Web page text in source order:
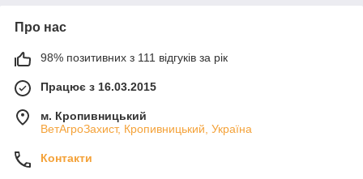
Про нас
98% позитивних з 111 відгуків за рік
Працює з 16.03.2015
м. Кропивницький
ВетАгроЗахист, Кропивницький, Україна
Контакти